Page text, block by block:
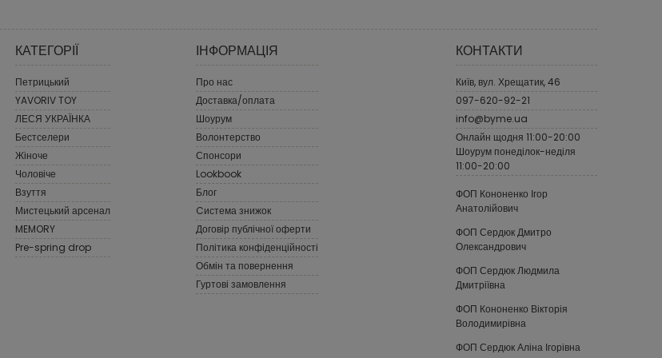
КАТЕГОРІЇ
Петрицький
YAVORIV TOY
ЛЕСЯ УКРАЇНКА
Бестселери
Жіноче
Чоловіче
Взуття
Мистецький арсенал
MEMORY
Pre-spring drop
ІНФОРМАЦІЯ
Про нас
Доставка/оплата
Шоурум
Волонтерство
Спонсори
Lookbook
Блог
Cистема знижок
Договір публічної оферти
Політика конфіденційності
Обмін та повернення
Гуртові замовлення
КОНТАКТИ
Київ, вул. Хрещатик, 46
097-620-92-21
info@byme.ua
Онлайн щодня 11:00-20:00
Шоурум понеділок-неділя
11:00-20:00
ФОП Кононенко Ігор
Анатолійович
ФОП Сердюк Дмитро
Олександрович
ФОП Сердюк Людмила
Дмитріївна
ФОП Кононенко Вікторія
Володимирівна
ФОП Сердюк Аліна Ігорівна